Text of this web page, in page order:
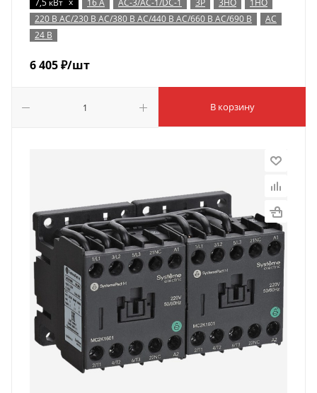
7,5 кВт 16 А AC-3/AC-1/DC-1 3P 3НО
1НО
220 В AC/230 В AC/380 В AC/440 В AC/660 В AC/690 В
AC
24 В
6 405₽/шт
В корзину